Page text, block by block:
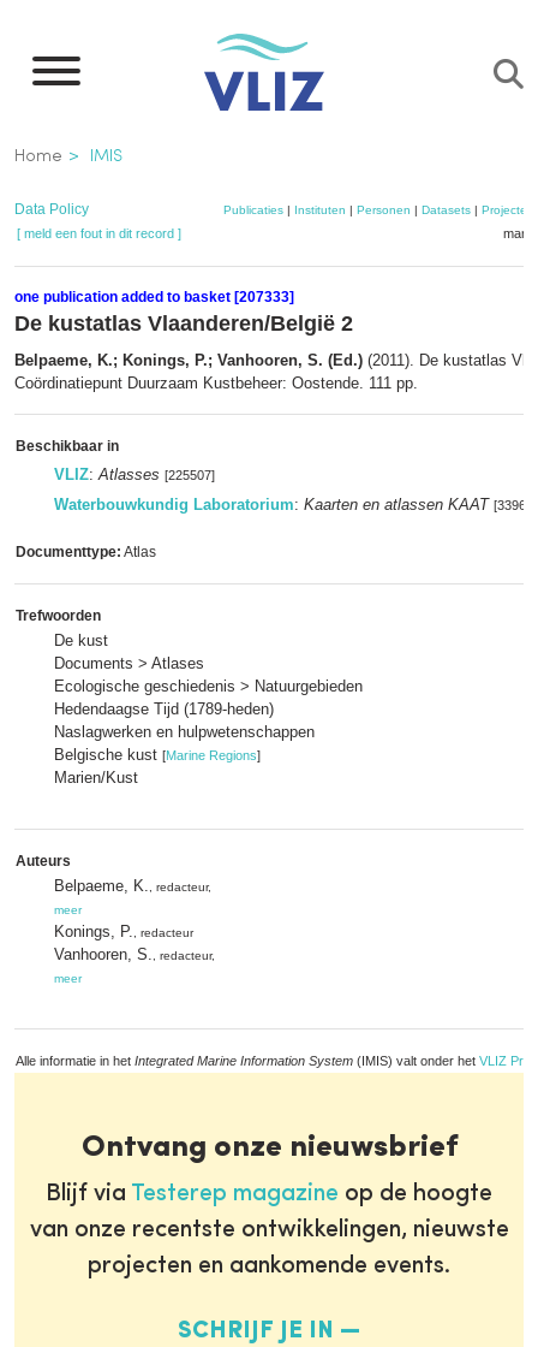
naar
inhoud
gaan
Kruimelpad
Home IMIS
Data Policy Publicaties| Instituten | Personen | Datasets| Projecten
[ meld een fout in dit record ]
one publication added to basket [207333]
De kustatlas Vlaanderen/België 2
Belpaeme, K.; Konings, P.; Vanhooren, S. (Ed.) (2011). De kustatlas
Coördinatiepunt Duurzaam Kustbeheer: Oostende. 111 pp.
Beschikbaar in
VLIZ:Atlasses [225507]
Waterbouwkundig Laboratorium: Kaarten en atlassen KAAT
Documenttype: Atlas
Trefwoorden
De kust
Documents > Atlases
Ecologische geschiedenis > Natuurgebieden
Hedendaagse Tijd (1789-heden)
Naslagwerken en hulpwetenschappen
Belgische kust [Marine Regions]
Marien/Kust
Auteurs
Belpaeme, K. , redacteur,
meer
Konings, P. , redacteur
Vanhooren, S. , redacteur,
meer
Alle informatie in het Integrated Marine Information System (IMIS) valt onder het VLIZ
Ontvang onze nieuwsbrief
Blijf via Testerep magazine op de hoogte
van onze recentste ontwikkelingen, nieuwste
projecten en aankomende events.
SCHRIJF JE IN